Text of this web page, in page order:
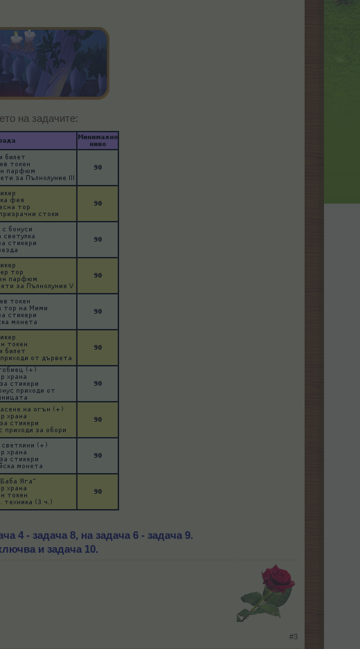
на задачите:
4 - задача 8, на задача 6 - задача 9.
и задача 10.
#3